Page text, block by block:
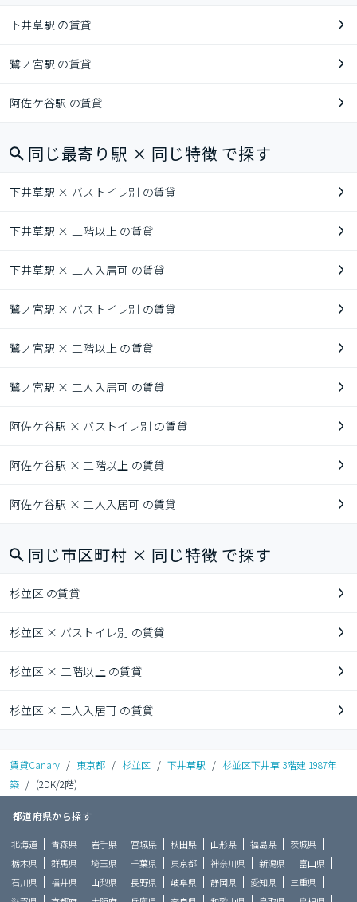
下井草駅 の賃貸
鷺ノ宮駅 の賃貸
阿佐ケ谷駅 の賃貸
同じ最寄り駅 × 同じ特徴 で探す
下井草駅 × バストイレ別 の賃貸
下井草駅 × 二階以上 の賃貸
下井草駅 × 二人入居可 の賃貸
鷺ノ宮駅 × バストイレ別 の賃貸
鷺ノ宮駅 × 二階以上 の賃貸
鷺ノ宮駅 × 二人入居可 の賃貸
阿佐ケ谷駅 × バストイレ別 の賃貸
阿佐ケ谷駅 × 二階以上 の賃貸
阿佐ケ谷駅 × 二人入居可 の賃貸
同じ市区町村 × 同じ特徴 で探す
杉並区 の賃貸
杉並区 × バストイレ別 の賃貸
杉並区 × 二階以上 の賃貸
杉並区 × 二人入居可 の賃貸
賃貸Canary / 東京都 / 杉並区 / 下井草駅 / 杉並区下井草 3階建 1987年
築 / (2DK/2階)
都道府県から探す
北海道 青森県 岩手県 宮城県 秋田県 山形県 福島県
茨城県
栃木県
群馬県 埼玉県 千葉県 東京都 神奈川県 新潟県
富山県
石川県
福井県 山梨県 長野県 岐阜県 静岡県 愛知県
三重県